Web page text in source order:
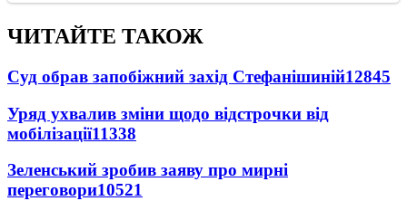
ЧИТАЙТЕ ТАКОЖ
Суд обрав запобіжний захід Стефанішиній12845
Уряд ухвалив зміни щодо відстрочки від
мобілізації11338
Зеленський зробив заяву про мирні
переговори10521